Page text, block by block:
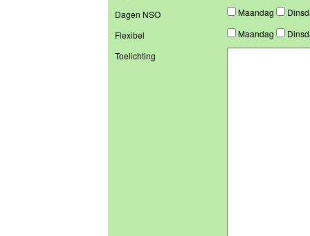
Dagen NSO
Maandag
Flexibel
Maandag
Toelichting